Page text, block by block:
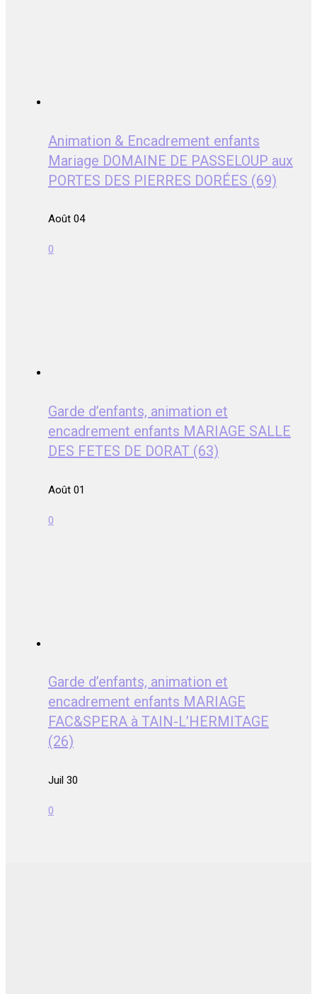
Animation & Encadrement enfants
Mariage DOMAINE DE PASSELOUP aux
PORTES DES PIERRES DORÉES (69)
Août 04
0
Garde d’enfants, animation et
encadrement enfants MARIAGE SALLE
DES FETES DE DORAT (63)
Août 01
0
Garde d’enfants, animation et
encadrement enfants MARIAGE
FAC&SPERA à TAIN-L’HERMITAGE
(26)
Juil 30
0